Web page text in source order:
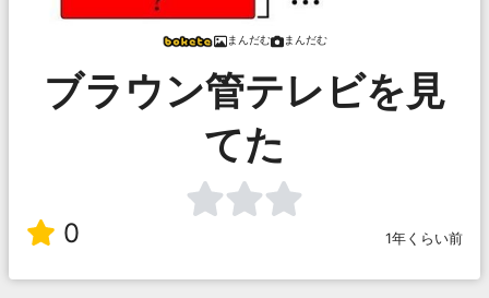
まんだむ まんだむ
ブラウン管テレビを見
てた
0 1年くらい前